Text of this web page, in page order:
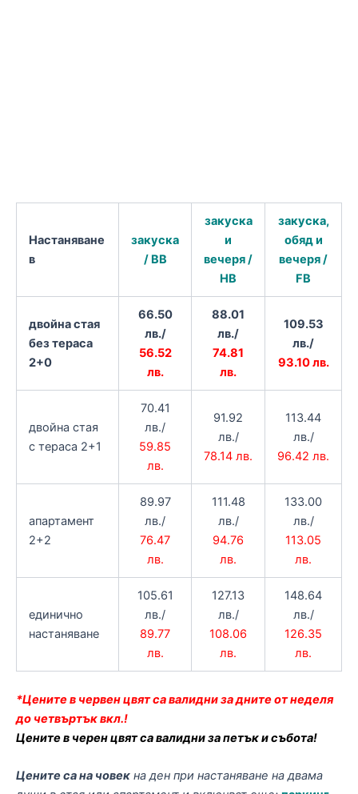
Настаняване
в
закуска
/ BB
закуска
и
вечеря /
HB
закуска,
обяд и
вечеря /
FB
двойна стая
без тераса
2+0
66.50
лв./
56.52
лв.
88.01
лв./
74.81
лв.
109.53
лв./
93.10 лв.
двойна стая
с тераса 2+1
70.41
лв./
59.85
лв.
91.92
лв./
78.14 лв.
113.44
лв./
96.42 лв.
апартамент
2+2
89.97
лв./
76.47
лв.
111.48
лв./
94.76
лв.
133.00
лв./
113.05
лв.
единично
настаняване
105.61
лв./
89.77
лв.
127.13
лв./
108.06
лв.
148.64
лв./
126.35
лв.
*Цените в червен цвят са валидни за дните от неделя
до четвъртък вкл.!
Цените в черен цвят са валидни за петък и събота!
Цените са на човек на ден при настаняване на двама